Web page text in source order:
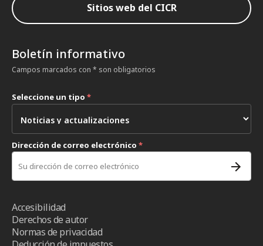
Sitios web del CICR
Boletín informativo
Campos marcados con * son obligatorios
Seleccione un tipo *
Dirección de correo electrónico *
Accesibilidad
Derechos de autor
Normas de privacidad